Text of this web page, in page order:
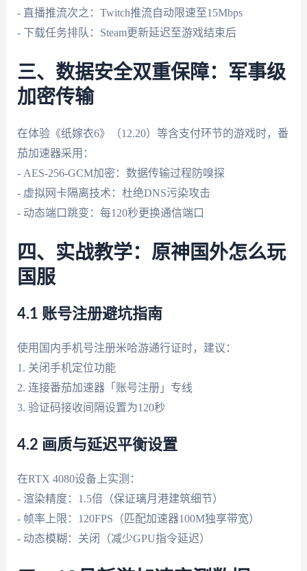
- 直播推流次之：Twitch推流自动限速至15Mbps
- 下载任务排队：Steam更新延迟至游戏结束后
三、数据安全双重保障：军事级
加密传输
在体验《纸嫁衣6》（12.20）等含支付环节的游戏时，番
茄加速器采用：
- AES-256-GCM加密：数据传输过程防嗅探
- 虚拟网卡隔离技术：杜绝DNS污染攻击
- 动态端口跳变：每120秒更换通信端口
四、实战教学：原神国外怎么玩
国服
4.1 账号注册避坑指南
使用国内手机号注册米哈游通行证时，建议：
1. 关闭手机定位功能
2. 连接番茄加速器「账号注册」专线
3. 验证码接收间隔设置为120秒
4.2 画质与延迟平衡设置
在RTX 4080设备上实测：
- 渲染精度：1.5倍（保证璃月港建筑细节）
- 帧率上限：120FPS（匹配加速器100M独享带宽）
- 动态模糊：关闭（减少GPU指令延迟）